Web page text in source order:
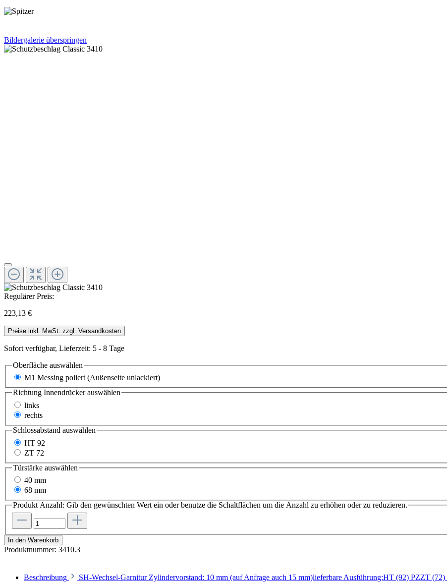
Bildergalerie überspringen
Regulärer Preis:
223,13 €
Preise inkl. MwSt. zzgl. Versandkosten
Sofort verfügbar, Lieferzeit: 5 - 8 Tage
Oberfläche auswählen
M1 Messing poliert (Außenseite unlackiert)
Richtung Innendrückerauswählen
links
rechts
Schlossabstand auswählen
HT 92
ZT 72
Türstärke auswählen
40 mm
68 mm
Produkt Anzahl: Gib den gewünschten Wert ein oder benutze die Schaltflächen um die Anzahl zu erhöhen oder zu reduzieren.
In den Warenkorb
Produktnummer: 3410.3
Beschreibung SH-Wechsel-Garnitur Zylindervorstand: 10 mm (auf Anfrage auch 15 mm)lieferbare Ausführung:HT (92) PZZT